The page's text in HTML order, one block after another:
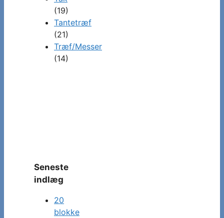
(19)
Tantetræf
(21)
Træf/Messer
(14)
Seneste
indlæg
20
blokke